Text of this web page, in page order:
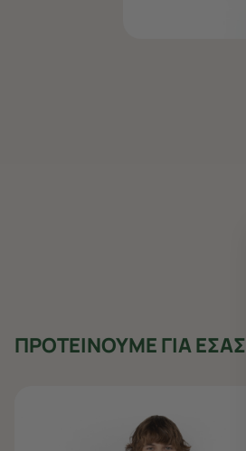
ΠΡΟΤΕΙΝΟΥΜΕ ΓΙΑ ΕΣΑΣ